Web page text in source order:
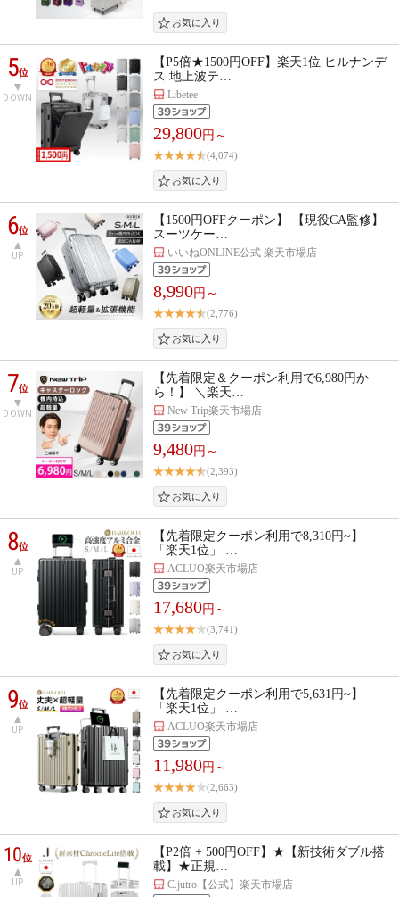
5位
DOWN
【P5倍★1500円OFF】楽天1位 ヒルナンデ
ス 地上波テ…
Libetee
29,800円～
(4,074)
6位
UP
【1500円OFFクーポン】 【現役CA監修】
スーツケー…
いいねONLINE公式 楽天市場店
8,990円～
(2,776)
7位
DOWN
【先着限定＆クーポン利用で6,980円か
ら！】 ＼楽天…
New Trip楽天市場店
9,480円～
(2,393)
8位
UP
【先着限定クーポン利用で8,310円~】
「楽天1位」 …
ACLUO楽天市場店
17,680円～
(3,741)
9位
UP
【先着限定クーポン利用で5,631円~】
「楽天1位」 …
ACLUO楽天市場店
11,980円～
(2,663)
10位
UP
【P2倍 + 500円OFF】★【新技術ダブル搭
載】★正規…
C.jutro【公式】楽天市場店